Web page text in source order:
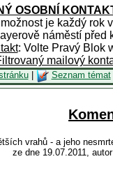
OSOBNÍ
je každý rok
náměstí před
: Volte Pravý Blok
mailový
| Seznam témat|
vrahů - a jeho
ze dne 19.07.2011,